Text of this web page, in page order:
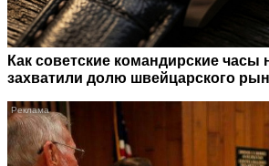
Как советские командирские часы
захватили долю швейцарского